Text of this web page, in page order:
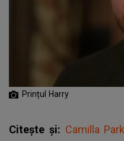
Prințul Harry
Citește și: Camilla